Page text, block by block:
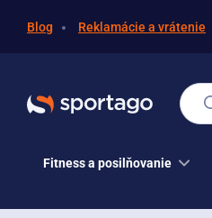
Blog Reklamácie a vrátenie
Fitness a posilňovanie